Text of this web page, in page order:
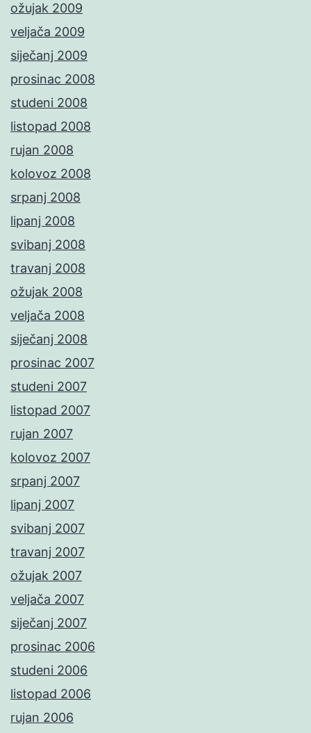
ožujak 2009
veljača 2009
siječanj 2009
prosinac 2008
studeni 2008
listopad 2008
rujan 2008
kolovoz 2008
srpanj 2008
lipanj 2008
svibanj 2008
travanj 2008
ožujak 2008
veljača 2008
siječanj 2008
prosinac 2007
studeni 2007
listopad 2007
rujan 2007
kolovoz 2007
srpanj 2007
lipanj 2007
svibanj 2007
travanj 2007
ožujak 2007
veljača 2007
siječanj 2007
prosinac 2006
studeni 2006
listopad 2006
rujan 2006